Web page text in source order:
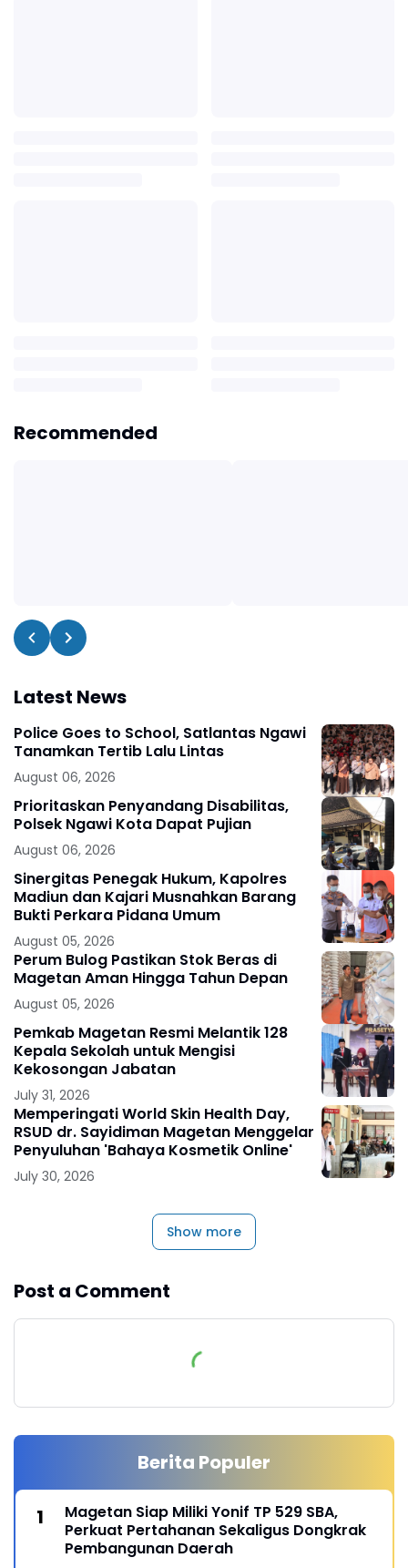
Recommended
Latest News
Police Goes to School, Satlantas Ngawi
Tanamkan Tertib Lalu Lintas
August 06, 2026
Prioritaskan Penyandang Disabilitas,
Polsek Ngawi Kota Dapat Pujian
August 06, 2026
Sinergitas Penegak Hukum, Kapolres
Madiun dan Kajari Musnahkan Barang
Bukti Perkara Pidana Umum
August 05, 2026
Perum Bulog Pastikan Stok Beras di
Magetan Aman Hingga Tahun Depan
August 05, 2026
Pemkab Magetan Resmi Melantik 128
Kepala Sekolah untuk Mengisi
Kekosongan Jabatan
July 31, 2026
Memperingati World Skin Health Day,
RSUD dr. Sayidiman Magetan Menggelar
Penyuluhan 'Bahaya Kosmetik Online'
July 30, 2026
Show more
Post a Comment
Berita Populer
Magetan Siap Miliki Yonif TP 529 SBA,
Perkuat Pertahanan Sekaligus Dongkrak
Pembangunan Daerah